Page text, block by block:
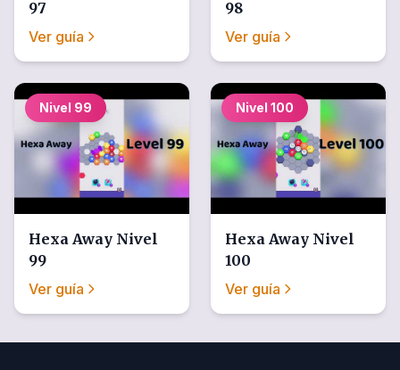
97
Ver guía
98
Ver guía
Nivel 99
Hexa Away Nivel
99
Ver guía
Nivel 100
Hexa Away Nivel
100
Ver guía